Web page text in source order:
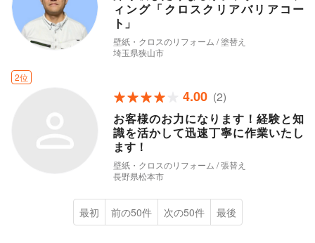
ィング「クロスクリアバリアコー
ト」
壁紙・クロスのリフォーム / 塗替え
埼玉県狭山市
2位
4.00 (2)
お客様のお力になります！経験と知
識を活かして迅速丁寧に作業いたし
ます！
壁紙・クロスのリフォーム / 張替え
長野県松本市
最初 前の50件 次の50件 最後